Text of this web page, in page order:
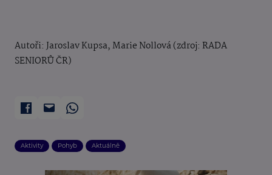
Autoři: Jaroslav Kupsa, Marie Nollová (zdroj: RADA
SENIORŮ ČR)
Aktivity Pohyb Aktuálně